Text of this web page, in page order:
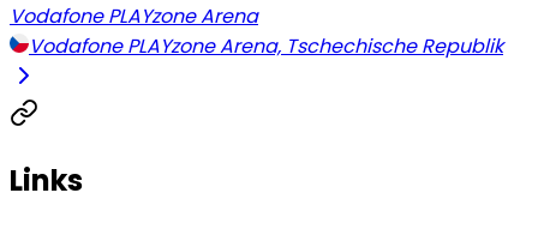
Vodafone PLAYzone Arena
Vodafone PLAYzone Arena, Tschechische Republik
Links